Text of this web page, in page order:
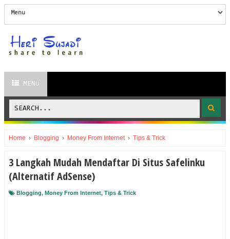
MENU
Home › Blogging › Money From Internet › Tips & Trick
3 Langkah Mudah Mendaftar Di Situs Safelinku
(Alternatif AdSense)
Blogging, Money From Internet, Tips & Trick